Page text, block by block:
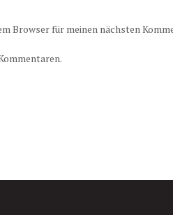
Browser für meinen nächsten